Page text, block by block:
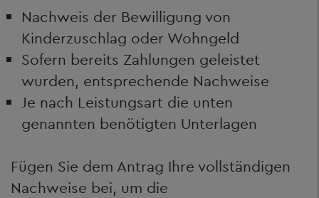
Nachweis der Bewilligung von
Kinderzuschlag oder Wohngeld
Sofern bereits Zahlungen geleistet
wurden, entsprechende Nachweise
Je nach Leistungsart die unten
genannten benötigten Unterlagen
Fügen Sie dem Antrag Ihre vollständigen
Nachweise bei, um die